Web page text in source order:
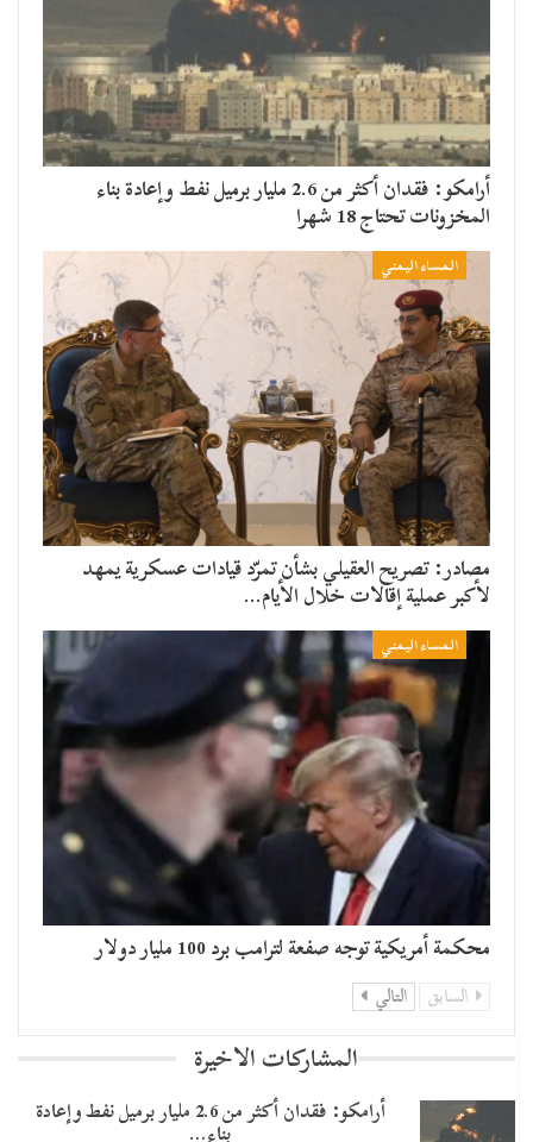
أرامكو: فقدان أكثر من 2.6 مليار برميل نفط وإعادة بناء
المخزونات تحتاج 18 شهرا
المساء اليمني
مصادر: تصريح العقيلي بشأن تمرّد قيادات عسكرية يمهد
لأكبر عملية إقالات خلال الأيام…
المساء اليمني
محكمة أمريكية توجه صفعة لترامب برد 100 مليار دولار
السابق التالي
المشاركات الاخيرة
أرامكو: فقدان أكثر من 2.6 مليار برميل نفط وإعادة
بناء…